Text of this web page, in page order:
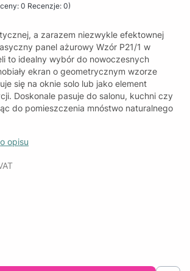
0 Recenzje: 0)
a zarazem niezwykle efektownej
panel ażurowy Wzór P21/1 w
to idealny wybór do nowoczesnych
ekran o geometrycznym wzorze
się na oknie solo lub jako element
Doskonale pasuje do salonu, kuchni czy
do pomieszczenia mnóstwo naturalnego
opisu